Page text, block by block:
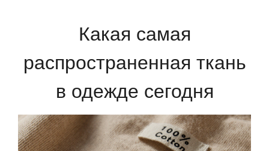
Какая самая
распространенная ткань
в одежде сегодня